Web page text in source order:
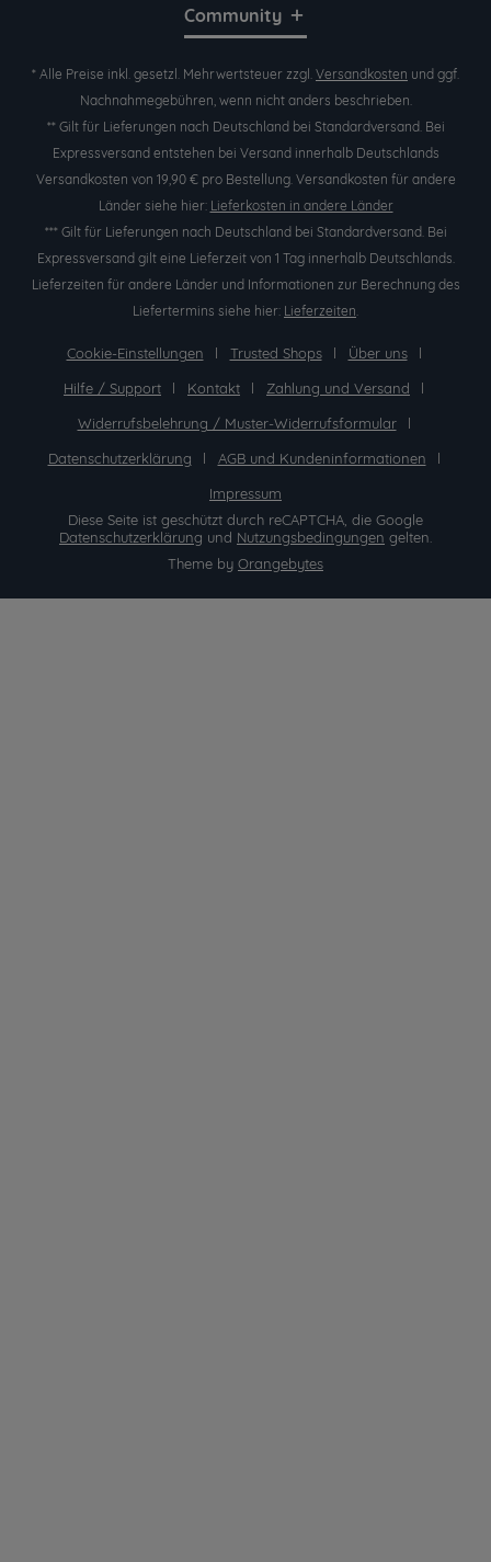
Community
* Alle Preise inkl. gesetzl. Mehrwertsteuer zzgl. Versandkosten und ggf.
Nachnahmegebühren, wenn nicht anders beschrieben.
** Gilt für Lieferungen nach Deutschland bei Standardversand. Bei
Expressversand entstehen bei Versand innerhalb Deutschlands
Versandkosten von 19,90 € pro Bestellung. Versandkosten für andere
Länder siehe hier: Lieferkosten in andere Länder
*** Gilt für Lieferungen nach Deutschland bei Standardversand. Bei
Expressversand gilt eine Lieferzeit von 1 Tag innerhalb Deutschlands.
Lieferzeiten für andere Länder und Informationen zur Berechnung des
Liefertermins siehe hier: Lieferzeiten.
Cookie-Einstellungen Trusted Shops
Über uns
Hilfe / Support
Kontakt
Zahlung und Versand
Widerrufsbelehrung / Muster-Widerrufsformular
Datenschutzerklärung
AGB und Kundeninformationen
Impressum
Diese Seite ist geschützt durch reCAPTCHA, die Google
Datenschutzerklärung und Nutzungsbedingungen gelten.
Theme by Orangebytes